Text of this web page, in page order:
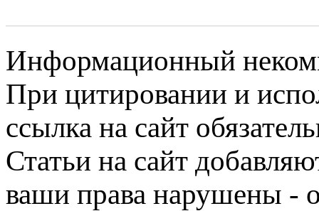
Информационный
При цитировании и
ссылка на сайт
Статьи на сайт
ваши права нарушены -